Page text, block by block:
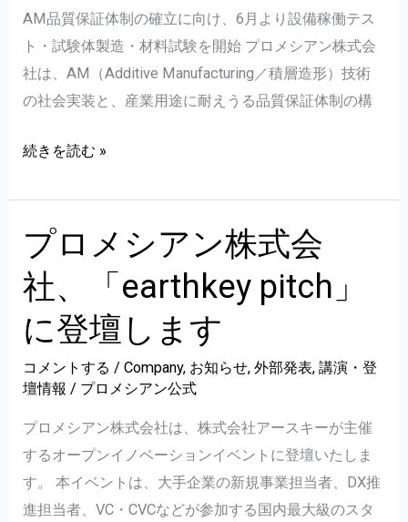
テ
ィ・
DX
ン
ト・
ロ
ボ
ト
に
関
わ
る
理
系
イ
ン
タ
ー
ン/
AM品質保証体制の確立に向け、6月より設備稼働テス
ト・試験体製造・材料試験を開始 プロメシアン株式会
社は、AM（Additive Manufacturing／積層造形）技術
の社会実装と、産業用途に耐えうる品質保証体制の構
プ
メ
シ
ア
ン
沢
工
場
開
設
の
お
続きを読む »
プロメシアン株式会
社、「earthkey pitch」
に登壇します
コメントする /Company, お知らせ,外部発表,講演・登
壇情報 / プロメシアン公式
プロメシアン株式会社は、株式会社アースキーが主催
するオープンイノベーションイベントに登壇いたしま
す。 本イベントは、大手企業の新規事業担当者、DX推
進担当者、VC・CVCなどが参加する国内最大級のスタ